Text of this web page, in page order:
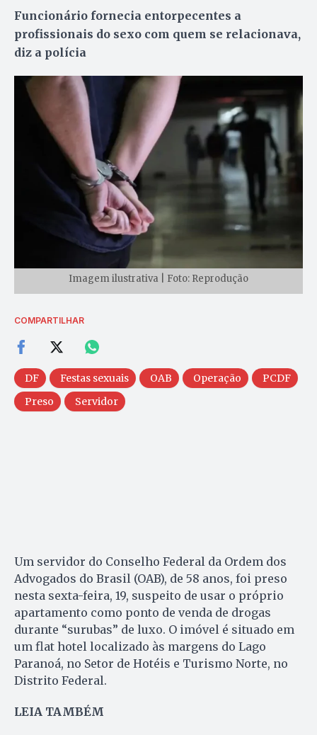
Funcionário fornecia entorpecentes a
profissionais do sexo com quem se relacionava,
diz a polícia
Imagem ilustrativa | Foto: Reprodução
COMPARTILHAR
DF Festas sexuais OAB Operação
PCDF
Preso
Servidor
Um servidor do Conselho Federal da Ordem dos
Advogados do Brasil (OAB), de 58 anos, foi preso
nesta sexta-feira, 19, suspeito de usar o próprio
apartamento como ponto de venda de drogas
durante “surubas” de luxo. O imóvel é situado em
um flat hotel localizado às margens do Lago
Paranoá, no Setor de Hotéis e Turismo Norte, no
Distrito Federal.
LEIA TAMBÉM